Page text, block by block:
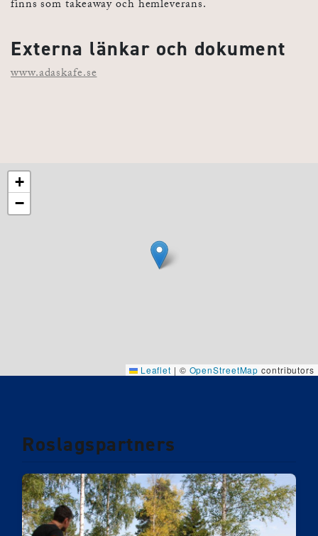
finns som takeaway och hemleverans.
Externa länkar och dokument
www.adaskafe.se
+
−
Leaflet | © OpenStreetMap contributors
Roslagspartners